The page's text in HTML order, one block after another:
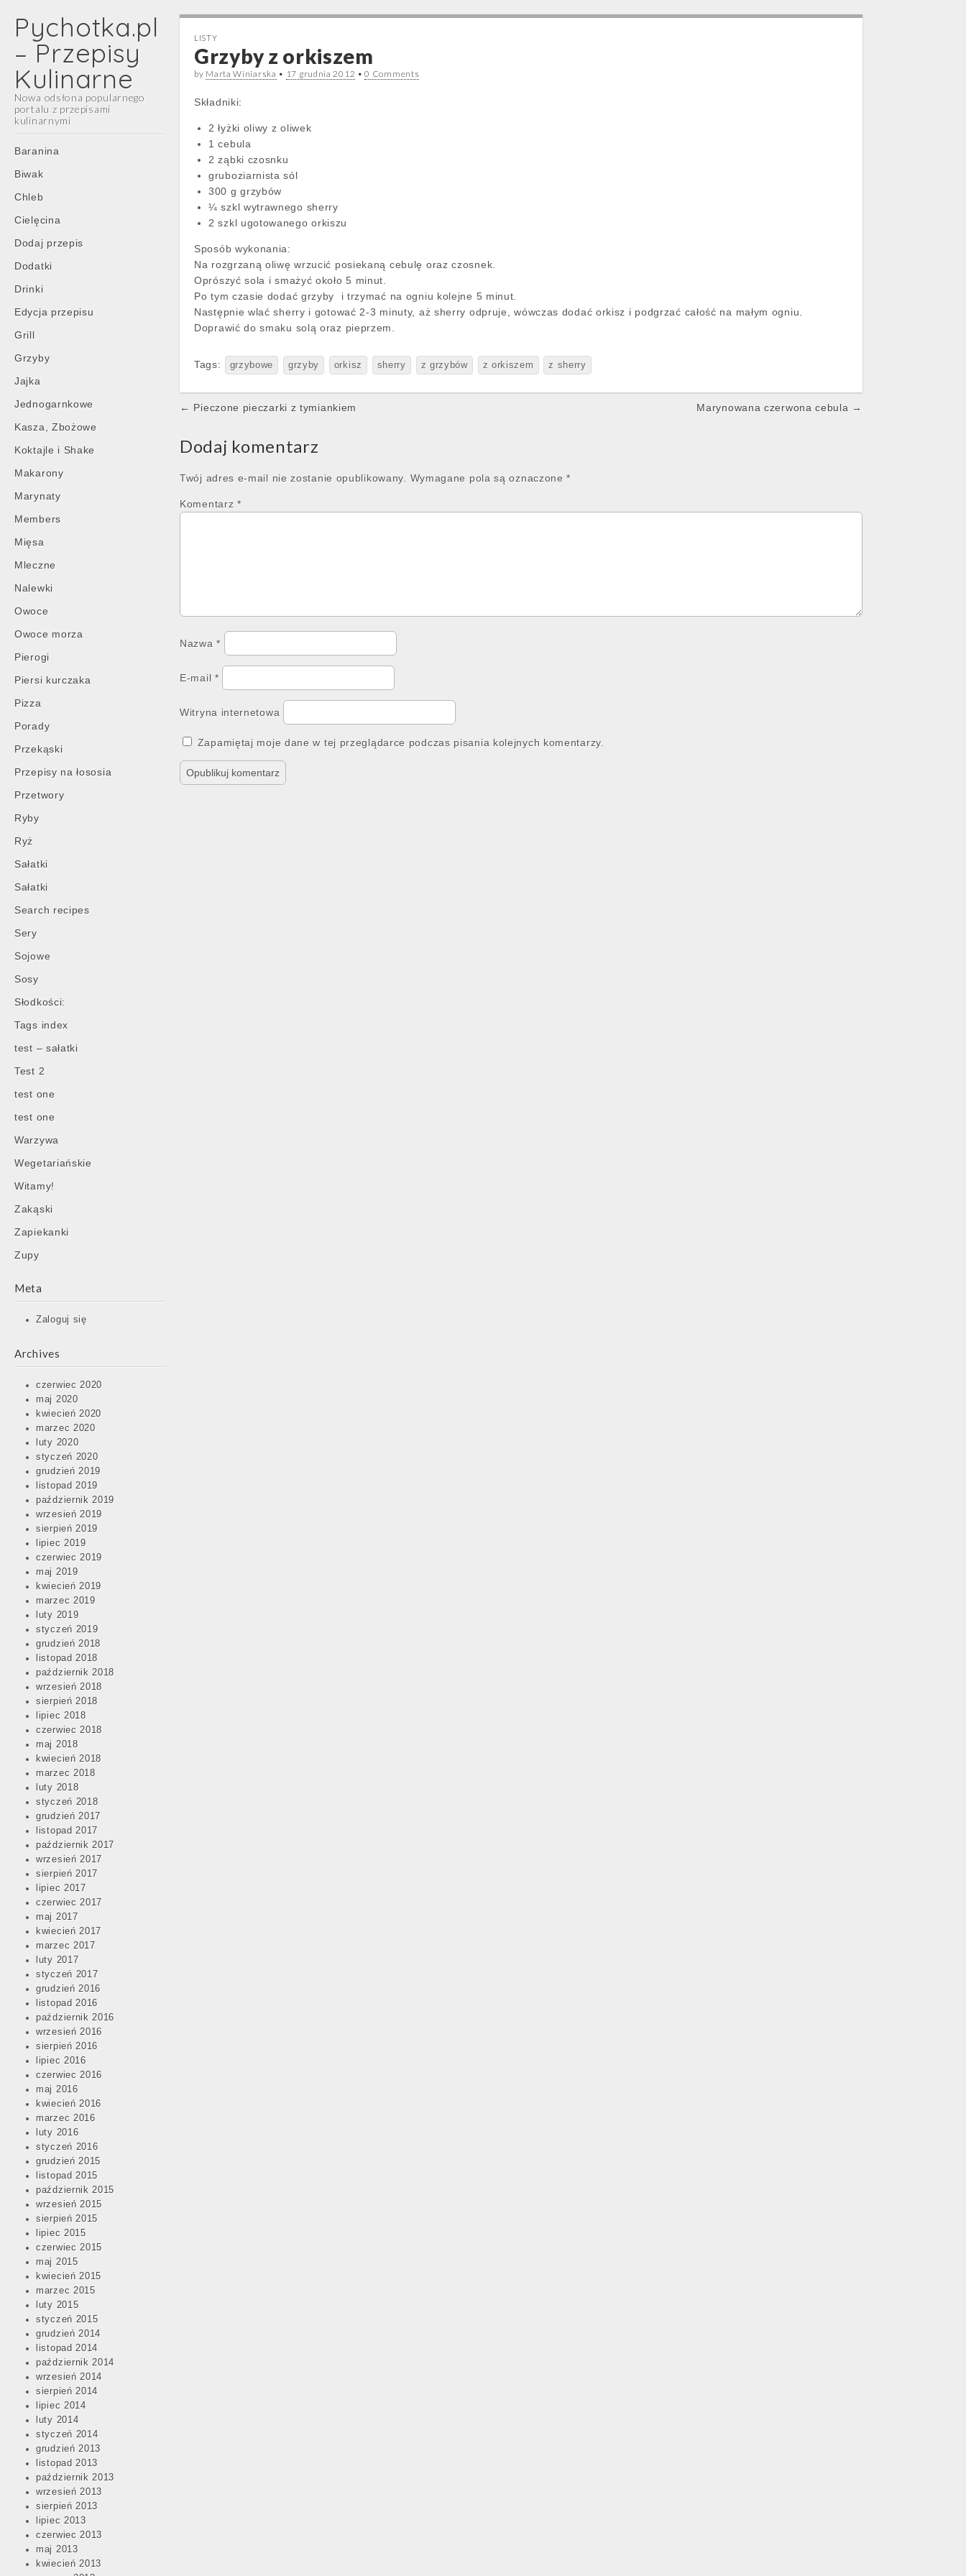
Pychotka.pl
– Przepisy
Kulinarne
Nowa odsłona popularnego
portalu z przepisami
kulinarnymi
Main
menu
Skip
content
Baranina
Biwak
Chleb
Cielęcina
Dodaj przepis
Dodatki
Drinki
Edycja przepisu
Grill
Grzyby
Jajka
Jednogarnkowe
Kasza, Zbożowe
Koktajle i Shake
Makarony
Marynaty
Members
Mięsa
Mleczne
Nalewki
Owoce
Owoce morza
Pierogi
Piersi kurczaka
Pizza
Porady
Przekąski
Przepisy na łososia
Przetwory
Ryby
Ryż
Sałatki
Sałatki
Search recipes
Sery
Sojowe
Sosy
Słodkości:
Tags index
test – sałatki
Test 2
test one
test one
Warzywa
Wegetariańskie
Witamy!
Zakąski
Zapiekanki
Zupy
Meta
Zaloguj się
Archives
czerwiec 2020
maj 2020
kwiecień 2020
marzec 2020
luty 2020
styczeń 2020
grudzień 2019
listopad 2019
październik 2019
wrzesień 2019
sierpień 2019
lipiec 2019
czerwiec 2019
maj 2019
kwiecień 2019
marzec 2019
luty 2019
styczeń 2019
grudzień 2018
listopad 2018
październik 2018
wrzesień 2018
sierpień 2018
lipiec 2018
czerwiec 2018
maj 2018
kwiecień 2018
marzec 2018
luty 2018
styczeń 2018
grudzień 2017
listopad 2017
październik 2017
wrzesień 2017
sierpień 2017
lipiec 2017
czerwiec 2017
maj 2017
kwiecień 2017
marzec 2017
luty 2017
styczeń 2017
grudzień 2016
listopad 2016
październik 2016
wrzesień 2016
sierpień 2016
lipiec 2016
czerwiec 2016
maj 2016
kwiecień 2016
marzec 2016
luty 2016
styczeń 2016
grudzień 2015
listopad 2015
październik 2015
wrzesień 2015
sierpień 2015
lipiec 2015
czerwiec 2015
maj 2015
kwiecień 2015
marzec 2015
luty 2015
styczeń 2015
grudzień 2014
listopad 2014
październik 2014
wrzesień 2014
sierpień 2014
lipiec 2014
luty 2014
styczeń 2014
grudzień 2013
listopad 2013
październik 2013
wrzesień 2013
sierpień 2013
lipiec 2013
czerwiec 2013
maj 2013
kwiecień 2013
LISTY
Grzyby z orkiszem
by Marta Winiarska • 17 grudnia 2012 •0 Comments
Składniki:
2 łyżki oliwy z oliwek
1 cebula
2 ząbki czosnku
gruboziarnista sól
300 g grzybów
¼ szkl wytrawnego sherry
2 szkl ugotowanego orkiszu
Sposób wykonania:
Na rozgrzaną oliwę wrzucić posiekaną cebulę oraz czosnek.
Oprószyć sola i smażyć około 5 minut.
Po tym czasie dodać grzyby i trzymać na ogniu kolejne 5 minut.
Następnie wlać sherry i gotować 2-3 minuty, aż sherry odpruje, wówczas dodać orkisz i podgrzać całość na małym ogniu.
Doprawić do smaku solą oraz pieprzem.
Tags: grzybowe grzyby orkisz sherry z grzybów z orkiszem z sherry
Post
← Pieczone pieczarki z tymiankiem Marynowana czerwona cebula →
Dodaj komentarz
Twój adres e-mail nie zostanie opublikowany. Wymagane pola są oznaczone*
Komentarz *
Nazwa*
E-mail *
Witryna internetowa
Zapamiętaj moje dane w tej przeglądarce podczas pisania kolejnych komentarzy.